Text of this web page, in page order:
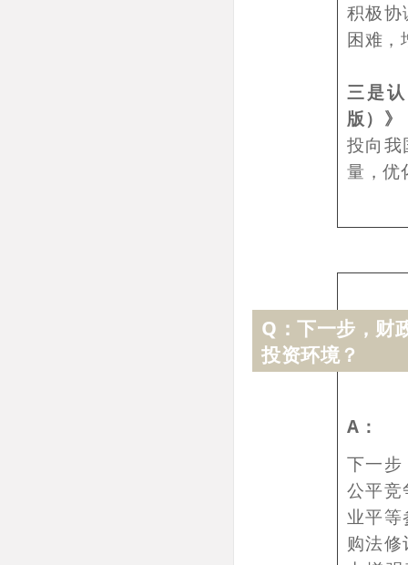
积极协
困难，
三是
版）》
投向我
量，优
Q：下一步，财
投资环境？
A：
下一步
公平竞
业平
购法